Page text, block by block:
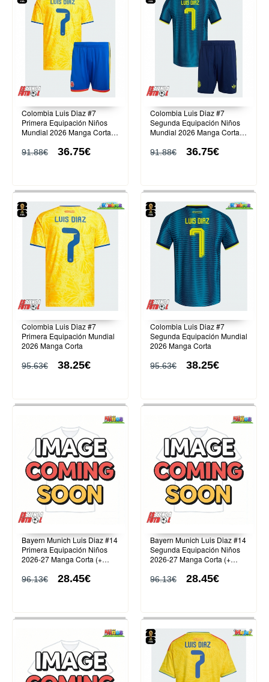
Colombia Luis Diaz #7
Primera Equipación Niños
Mundial 2026 Manga Corta
91.88€ 36.75€
Colombia Luis Diaz #7
Segunda Equipación Niños
Mundial 2026 Manga Corta
91.88€ 36.75€
Colombia Luis Diaz #7
Primera Equipación Mundial
2026 Manga Corta
95.63€ 38.25€
Colombia Luis Diaz #7
Segunda Equipación Mundial
2026 Manga Corta
95.63€ 38.25€
Bayern Munich Luis Diaz #14
Primera Equipación Niños
2026-27 Manga Corta (+
96.13€ 28.45€
Bayern Munich Luis Diaz #14
Segunda Equipación Niños
2026-27 Manga Corta (+
96.13€ 28.45€